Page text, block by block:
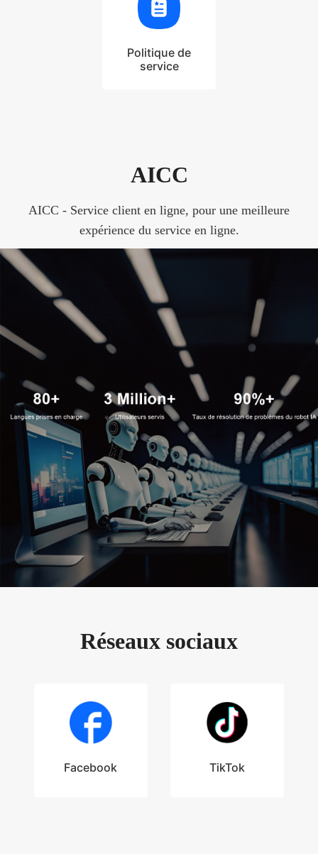
Politique de
service
AICC
AICC - Service client en ligne, pour une meilleure
expérience du service en ligne.
Réseaux sociaux
Facebook TikTok